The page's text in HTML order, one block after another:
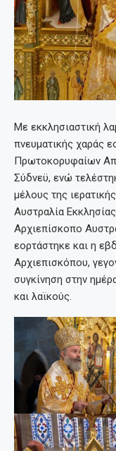
Με εκκλησιαστική
πνευματικής χαράς
Πρωτοκορυφαίων
Σύδνεϋ, ενώ
μέλους της
Αυστραλία
Αρχιεπίσκοπο
εορτάστηκε και η
Αρχιεπισκόπου,
συγκίνηση στην
και λαϊκούς.